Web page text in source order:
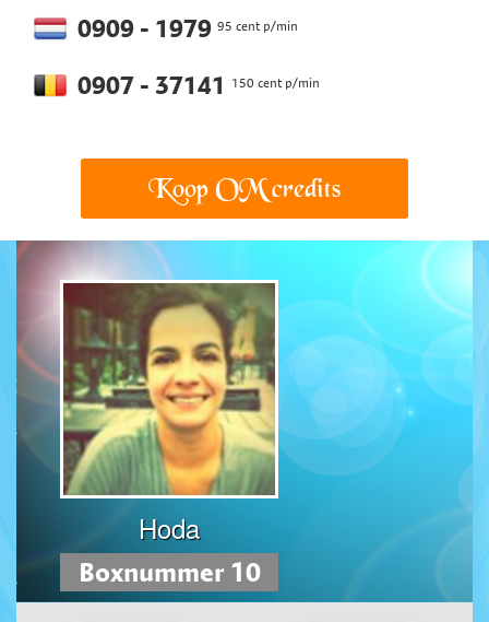
0909 - 1979 95 cent p/min
0907 - 37141 150 cent p/min
Koop OM credits
Hoda
Boxnummer 10